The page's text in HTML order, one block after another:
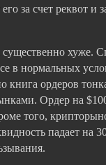
за счет реквот и
хуже.
в нормальных
книга ордеров
Ордер на
того,
падает на